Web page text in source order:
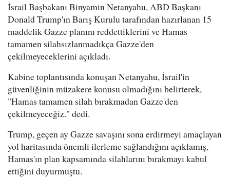
İsrail Başbakanı Binyamin Netanyahu, ABD Başkanı
Donald Trump'ın Barış Kurulu tarafından hazırlanan 15
maddelik Gazze planını reddettiklerini ve Hamas
tamamen silahsızlanmadıkça Gazze'den
çekilmeyeceklerini açıkladı.
Kabine toplantısında konuşan Netanyahu, İsrail'in
güvenliğinin müzakere konusu olmadığını belirterek,
"Hamas tamamen silah bırakmadan Gazze'den
çekilmeyeceğiz." dedi.
Trump, geçen ay Gazze savaşını sona erdirmeyi amaçlayan
yol haritasında önemli ilerleme sağlandığını açıklamış,
Hamas'ın plan kapsamında silahlarını bırakmayı kabul
ettiğini duyurmuştu.